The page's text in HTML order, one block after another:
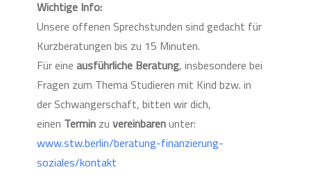
Wichtige Info:
Unsere offenen Sprechstunden sind gedacht für
Kurzberatungen bis zu 15 Minuten.
Für eine ausführliche Beratung, insbesondere bei
Fragen zum Thema Studieren mit Kind bzw. in
der Schwangerschaft, bitten wir dich,
einen Termin zu vereinbarenunter:
www.stw.berlin/beratung-finanzierung-
soziales/kontakt